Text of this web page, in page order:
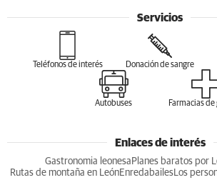
Servicios
Teléfonos de interés Donación de sangre
Autobuses Farmacias
Enlaces de interés
Gastronomia leonesa Planes baratos por
Rutas de montaña en LeónEnredabailesLos